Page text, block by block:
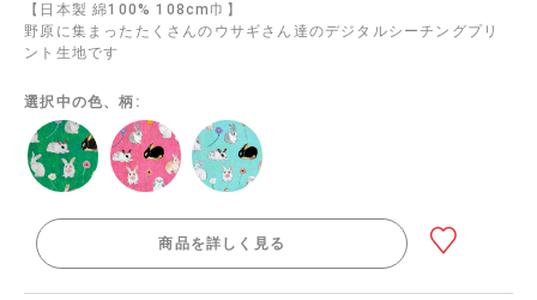
【日本製 綿100% 108cm巾】
野原に集まったたくさんのウサギさん達のデジタルシーチングプリ
ント生地です
選択中の色、柄:
商品を詳しく見る